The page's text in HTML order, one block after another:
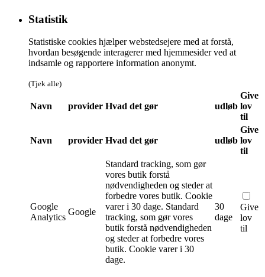
Statistik
Statistiske cookies hjælper webstedsejere med at forstå,
hvordan besøgende interagerer med hjemmesider ved at
indsamle og rapportere information anonymt.
(Tjek alle)
Navn provider Hvad det gør udløb
Give
lov
til
Navn provider Hvad det gør udløb
Give
lov
til
Google
Analytics
Google
Standard tracking, som gør
vores butik forstå
nødvendigheden og steder at
forbedre vores butik. Cookie
varer i 30 dage. Standard
tracking, som gør vores
butik forstå nødvendigheden
og steder at forbedre vores
butik. Cookie varer i 30
dage.
30
dage
Give
lov
til